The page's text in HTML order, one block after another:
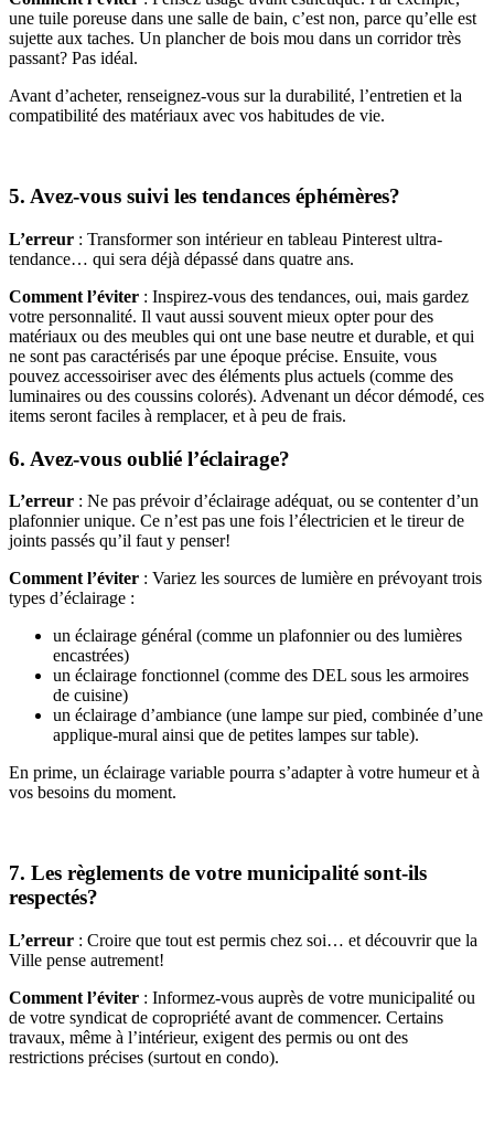
une tuile poreuse dans une salle de bain, c’est non, parce qu’elle est
sujette aux taches. Un plancher de bois mou dans un corridor très
passant? Pas idéal.
Avant d’acheter, renseignez-vous sur la durabilité, l’entretien et la
compatibilité des matériaux avec vos habitudes de vie.
5. Avez-vous suivi les tendances éphémères?
L’erreur : Transformer son intérieur en tableau Pinterest ultra-
tendance… qui sera déjà dépassé dans quatre ans.
Comment l’éviter : Inspirez-vous des tendances, oui, mais gardez
votre personnalité. Il vaut aussi souvent mieux opter pour des
matériaux ou des meubles qui ont une base neutre et durable, et qui
ne sont pas caractérisés par une époque précise. Ensuite, vous
pouvez accessoiriser avec des éléments plus actuels (comme des
luminaires ou des coussins colorés). Advenant un décor démodé, ces
items seront faciles à remplacer, et à peu de frais.
6. Avez-vous oublié l’éclairage?
L’erreur : Ne pas prévoir d’éclairage adéquat, ou se contenter d’un
plafonnier unique. Ce n’est pas une fois l’électricien et le tireur de
joints passés qu’il faut y penser!
Comment l’éviter : Variez les sources de lumière en prévoyant trois
types d’éclairage :
un éclairage général (comme un plafonnier ou des lumières
encastrées)
un éclairage fonctionnel (comme des DEL sous les armoires
de cuisine)
un éclairage d’ambiance (une lampe sur pied, combinée d’une
applique-mural ainsi que de petites lampes sur table).
En prime, un éclairage variable pourra s’adapter à votre humeur et à
vos besoins du moment.
7. Les règlements de votre municipalité sont-ils
respectés?
L’erreur : Croire que tout est permis chez soi… et découvrir que la
Ville pense autrement!
Comment l’éviter : Informez-vous auprès de votre municipalité ou
de votre syndicat de copropriété avant de commencer. Certains
travaux, même à l’intérieur, exigent des permis ou ont des
restrictions précises (surtout en condo).